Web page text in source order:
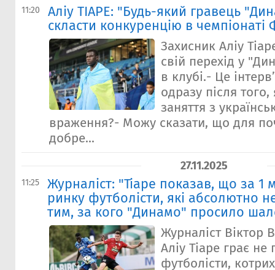
11:20
Аліу ТІАРЕ: "Будь-який гравець
скласти конкуренцію в чемпіонаті
Захисник Аліу
свій перехід у
в клубі.- Це
одразу після
заняття з
враження?- Можу сказати, що для
добре...
27.11.2025
11:25
Журналіст: "Тіаре показав, що за 1
ринку футболісти, які абсолютно
тим, за кого "Динамо" просило
Журналіст Віктор
Аліу Тіаре грає не
футболісти,